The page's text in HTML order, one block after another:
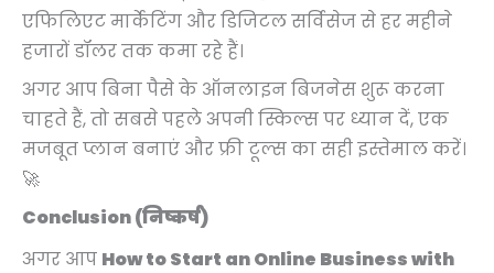
एफिलिएट मार्केटिंग और डिजिटल सर्विसेज से हर महीने
हजारों डॉलर तक कमा रहे हैं।
अगर आप बिना पैसे के ऑनलाइन बिजनेस शुरू करना
चाहते हैं, तो सबसे पहले अपनी स्किल्स पर ध्यान दें, एक
मजबूत प्लान बनाएं और फ्री टूल्स का सही इस्तेमाल करें।
🚀
Conclusion (निष्कर्ष)
अगर आप How to Start an Online Business with